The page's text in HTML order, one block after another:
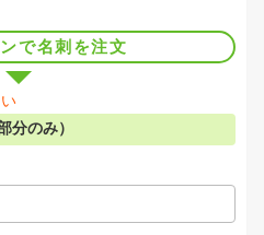
で名刺を注文
分のみ）